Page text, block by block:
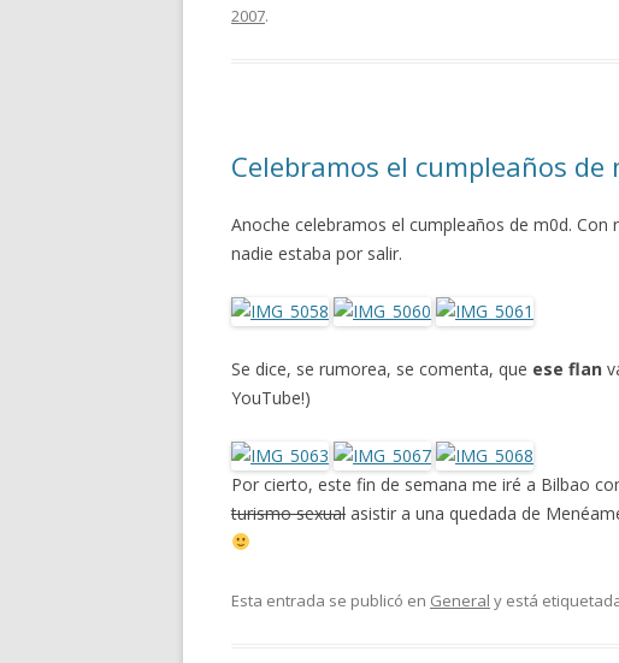
2007.
Celebramos el cumpleaños de
Anoche celebramos el cumpleaños de m0d.
nadie estaba por salir.
Se dice, se rumorea, se comenta, que ese flan
YouTube!)
Por cierto, este fin de semana me iré a Bilbao
turismo sexual asistir a una quedada de
Esta entrada se publicó en General y está